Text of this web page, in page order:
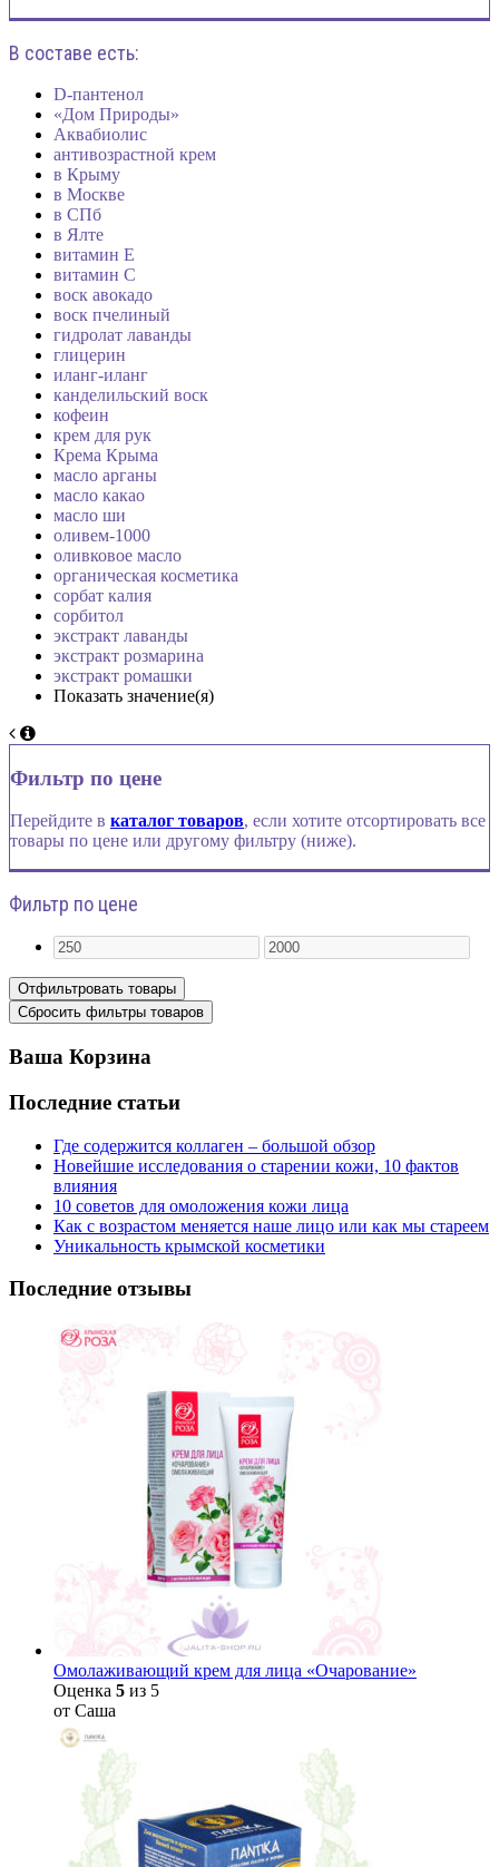
В составе есть:
D-пантенол
«Дом Природы»
Аквабиолис
антивозрастной крем
в Крыму
в Москве
в СПб
в Ялте
витамин Е
витамин С
воск авокадо
воск пчелиный
гидролат лаванды
глицерин
иланг-иланг
канделильский воск
кофеин
крем для рук
Крема Крыма
масло арганы
масло какао
масло ши
оливем-1000
оливковое масло
органическая косметика
сорбат калия
сорбитол
экстракт лаванды
экстракт розмарина
экстракт ромашки
Показать значение(я)
Фильтр по цене
Перейдите в каталог товаров, если хотите отсортировать все
товары по цене или другому фильтру (ниже).
Фильтр по цене
Ваша Корзина
Последние статьи
Где содержится коллаген – большой обзор
Новейшие исследования о старении кожи, 10 фактов
влияния
10 советов для омоложения кожи лица
Как с возрастом меняется наше лицо или как мы стареем
Уникальность крымской косметики
Последние отзывы
Омолаживающий крем для лица «Очарование»
Оценка 5 из 5
от Саша